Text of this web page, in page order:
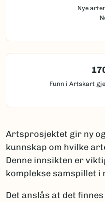
Nye
Funn i Artskart
Artsprosjektet gir ny
kunnskap om hvilke
Denne innsikten er
komplekse samspillet i
Det anslås at det